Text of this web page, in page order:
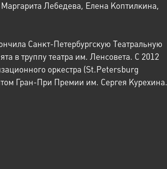
Лебедева, Елена Коптилкина,
Санкт-Петербургскую Театральную
в труппу театра им. Ленсовета. С 2012
оркестра (St.Petersburg
Гран-При Премии им. Сергея Курехина.